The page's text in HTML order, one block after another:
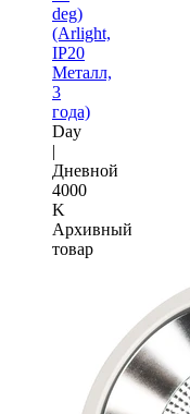
deg)
(Arlight,
IP20
Металл,
3
года)
Day
|
Дневной
4000
K
Архивный
товар